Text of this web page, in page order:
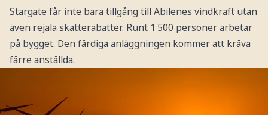
Stargate får inte bara tillgång till Abilenes vindkraft utan
även rejäla skatterabatter. Runt 1 500 personer arbetar
på bygget. Den färdiga anläggningen kommer att kräva
färre anställda.